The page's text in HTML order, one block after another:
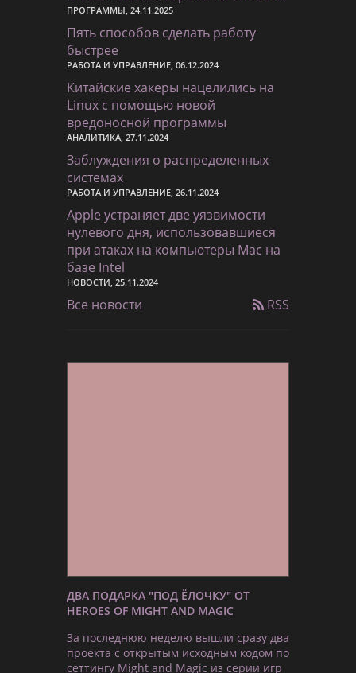
ПРОГРАММЫ, 24.11.2025
Пять способов сделать работу
быстрее
РАБОТА И УПРАВЛЕНИЕ, 06.12.2024
Китайские хакеры нацелились на
Linux с помощью новой
вредоносной программы
АНАЛИТИКА, 27.11.2024
Заблуждения о распределенных
системах
РАБОТА И УПРАВЛЕНИЕ, 26.11.2024
Apple устраняет две уязвимости
нулевого дня, использовавшиеся
при атаках на компьютеры Mac на
базе Intel
НОВОСТИ, 25.11.2024
Все новости RSS
ДВА ПОДАРКА "ПОД ЁЛОЧКУ" ОТ
HEROES OF MIGHT AND MAGIC
За последнюю неделю вышли сразу два
проекта с открытым исходным кодом по
сеттингу Might and Magic из серии игр